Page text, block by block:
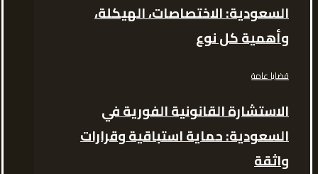
السعودية: الاختصاصات، الهيكلة،
وأهمية كل نوع
قضايا عامة
الاستشارة القانونية الفورية في
السعودية: حماية استباقية وقرارات
واثقة